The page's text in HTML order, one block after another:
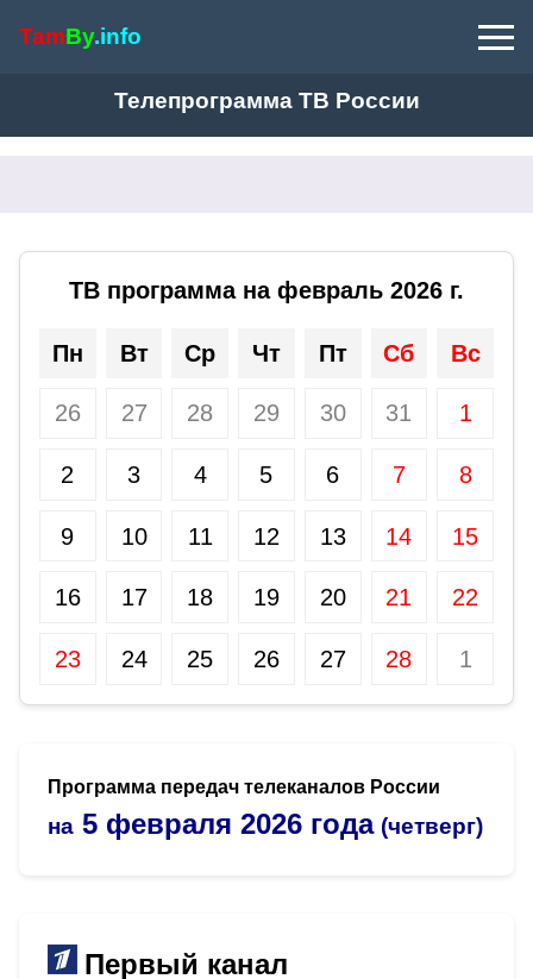
TamBy.info
Телепрограмма ТВ России
ТВ программа на февраль 2026 г.
Пн Вт Ср Чт Пт Сб Вс
26 27 28 29 30 31 1
2 3 4 5 6 7 8
9 10 11 12 13 14 15
16 17 18 19 20 21 22
23 24 25 26 27 28 1
Программа передач телеканалов России
на 5 февраля 2026 года (четверг)
Первый канал